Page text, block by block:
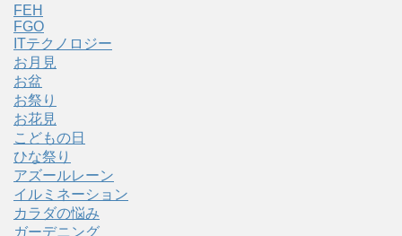
FEH
FGO
ITテクノロジー
お月見
お盆
お祭り
お花見
こどもの日
ひな祭り
アズールレーン
イルミネーション
カラダの悩み
ガーデニング